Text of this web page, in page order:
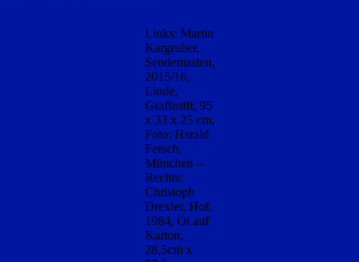
Links: Martin
Kargruber,
Sendemasten,
2015/16,
Linde,
Grafitstift, 95
x 33 x 25 cm,
Foto: Harald
Fersch,
München –
Rechts:
Christoph
Drexler, Hof,
1984, Öl auf
Karton,
28,5cm x